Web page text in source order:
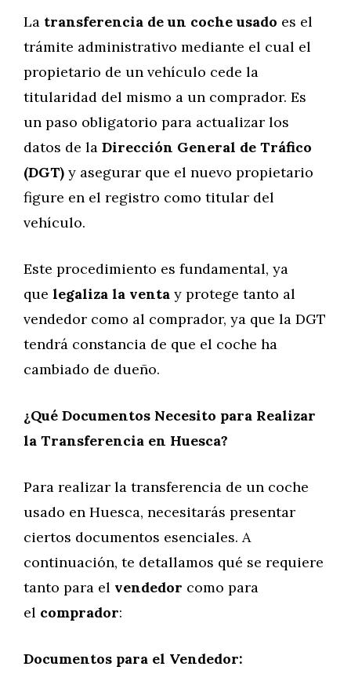
La transferencia de un coche usado es el
trámite administrativo mediante el cual el
propietario de un vehículo cede la
titularidad del mismo a un comprador. Es
un paso obligatorio para actualizar los
datos de la Dirección General de Tráfico
(DGT) y asegurar que el nuevo propietario
figure en el registro como titular del
vehículo.
Este procedimiento es fundamental, ya
que legaliza la venta y protege tanto al
vendedor como al comprador, ya que la DGT
tendrá constancia de que el coche ha
cambiado de dueño.
¿Qué Documentos Necesito para Realizar
la Transferencia en Huesca?
Para realizar la transferencia de un coche
usado en Huesca, necesitarás presentar
ciertos documentos esenciales. A
continuación, te detallamos qué se requiere
tanto para el vendedor como para
el comprador:
Documentos para el Vendedor: